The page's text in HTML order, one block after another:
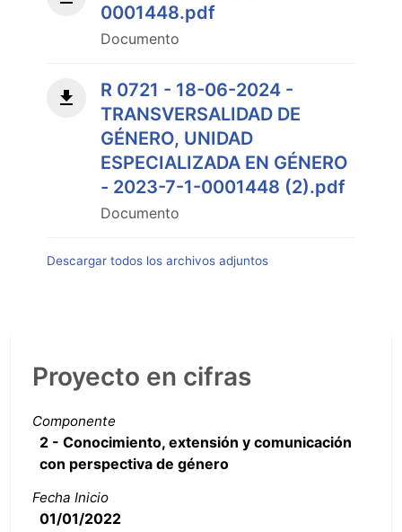
0001448.pdf
Documento
R 0721 - 18-06-2024 -
TRANSVERSALIDAD DE
GÉNERO, UNIDAD
ESPECIALIZADA EN GÉNERO
- 2023-7-1-0001448 (2).pdf
Documento
Descargar todos los archivos adjuntos
Proyecto en cifras
Componente
2 - Conocimiento, extensión y comunicación
con perspectiva de género
Fecha Inicio
01/01/2022